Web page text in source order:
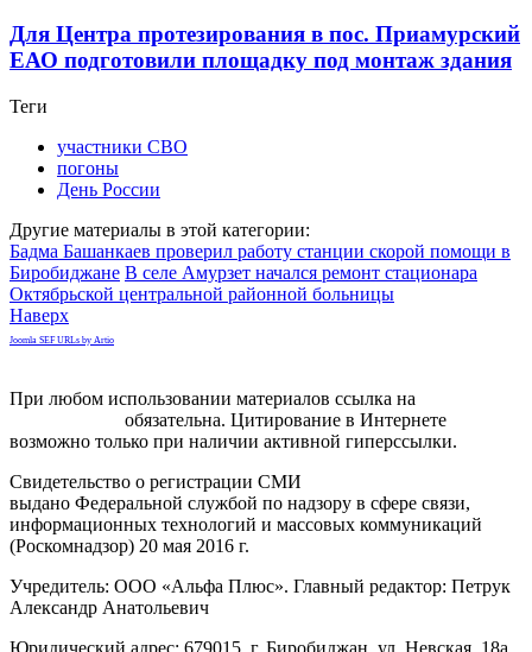
Для Центра протезирования в пос. Приамурский
ЕАО подготовили площадку под монтаж здания
Теги
участники СВО
погоны
День России
Другие материалы в этой категории:
Бадма Башанкаев проверил работу станции скорой помощи в
Биробиджане В селе Амурзет начался ремонт стационара
Октябрьской центральной районной больницы
Наверх
Joomla SEF URLs by Artio
При любом использовании материалов ссылка на
обязательна. Цитирование в Интернете
возможно только при наличии активной гиперссылки.
Свидетельство о регистрации СМИ
выдано Федеральной службой по надзору в сфере связи,
информационных технологий и массовых коммуникаций
(Роскомнадзор) 20 мая 2016 г.
Учредитель: ООО «Альфа Плюс». Главный редактор: Петрук
Александр Анатольевич
Юридический адрес: 679015, г. Биробиджан, ул. Невская, 18а,